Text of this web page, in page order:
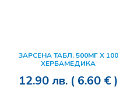
ЗАРСЕНА ТАБЛ. 500МГ Х 100
ХЕРБАМЕДИКА
12.90лв. ( 6.60 € )